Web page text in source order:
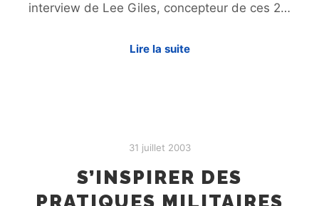
interview de Lee Giles, concepteur de ces 2…
Lire la suite
31 juillet 2003
S’INSPIRER DES
PRATIQUES MILITAIRES